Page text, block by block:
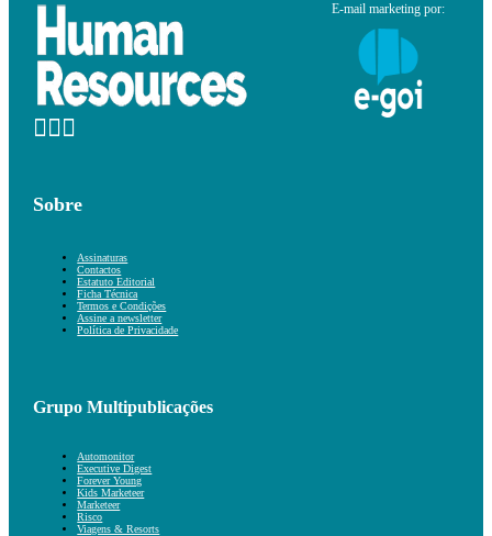
E-mail marketing por:
Sobre
Assinaturas
Contactos
Estatuto Editorial
Ficha Técnica
Termos e Condições
Assine a newsletter
Política de Privacidade
Grupo Multipublicações
Automonitor
Executive Digest
Forever Young
Kids Marketeer
Marketeer
Risco
Viagens & Resorts